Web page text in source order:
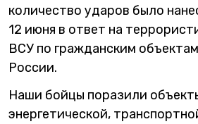
количество ударов было
12 июня в ответ на
ВСУ по гражданским
России.
Наши бойцы поразили
энергетической,